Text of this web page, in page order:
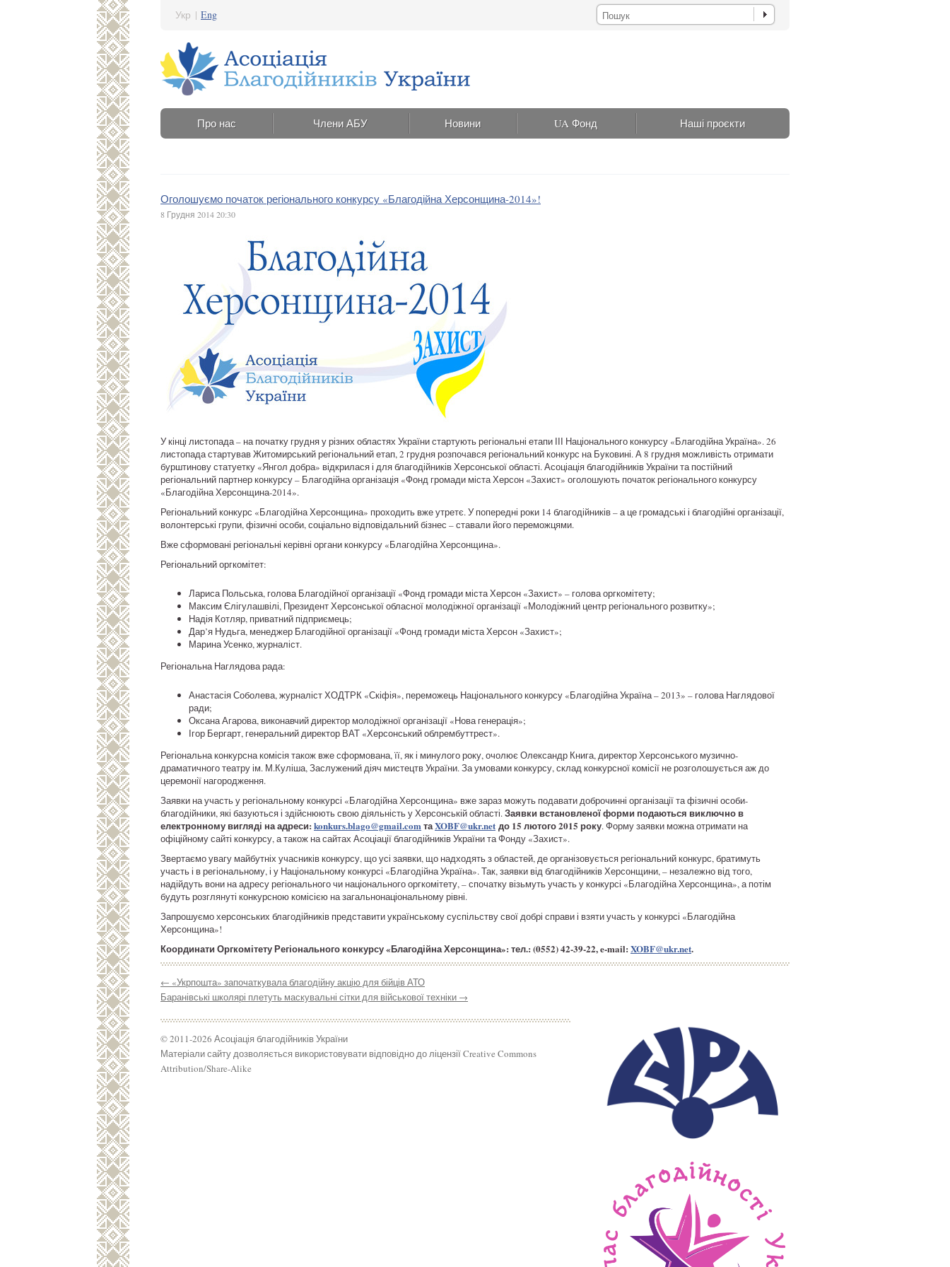
Укр | Eng
Про нас Члени АБУ Новини UA Фонд Наші проєкти
Оголошуємо початок регіонального конкурсу «Благодійна Херсонщина-2014»!
8 Грудня 2014 20:30
У кінці листопада – на початку грудня у різних областях України стартують регіональні етапи ІІІ Національного конкурсу «Благодійна Україна». 26
листопада стартував Житомирський регіональний етап, 2 грудня розпочався регіональний конкурс на Буковині. А 8 грудня можливість отримати
бурштинову статуетку «Янгол добра» відкрилася і для благодійників Херсонської області. Асоціація благодійників України та постійний
регіональний партнер конкурсу – Благодійна організація «Фонд громади міста Херсон «Захист» оголошують початок регіонального конкурсу
«Благодійна Херсонщина-2014».
Регіональний конкурс «Благодійна Херсонщина» проходить вже утретє. У попередні роки 14 благодійників – а це громадські і благодійні організації,
волонтерські групи, фізичні особи, соціально відповідальний бізнес – ставали його переможцями.
Вже сформовані регіональні керівні органи конкурсу «Благодійна Херсонщина».
Регіональний оргкомітет:
Лариса Польська, голова Благодійної організації «Фонд громади міста Херсон «Захист» – голова оргкомітету;
Максим Єлігулашвілі, Президент Херсонської обласної молодіжної організації «Молодіжний центр регіонального розвитку»;
Надія Котляр, приватний підприємець;
Дар’я Нудьга, менеджер Благодійної організації «Фонд громади міста Херсон «Захист»;
Марина Усенко, журналіст.
Регіональна Наглядова рада:
Анастасія Соболева, журналіст ХОДТРК «Скіфія», переможець Національного конкурсу «Благодійна Україна – 2013» – голова Наглядової
ради;
Оксана Агарова, виконавчий директор молодіжної організації «Нова генерація»;
Ігор Бергарт, генеральний директор ВАТ «Херсонський облрембуттрест».
Регіональна конкурсна комісія також вже сформована, її, як і минулого року, очолює Олександр Книга, директор Херсонського музично-
драматичного театру ім. М.Куліша, Заслужений діяч мистецтв України. За умовами конкурсу, склад конкурсної комісії не розголошується аж до
церемонії нагородження.
Заявки на участь у регіональному конкурсі «Благодійна Херсонщина» вже зараз можуть подавати доброчинні організації та фізичні особи-
благодійники, які базуються і здійснюють свою діяльність у Херсонській області.Заявки встановленої форми подаються виключно в
електронному вигляді на адреси: konkurs.blago@gmail.comтаXOBF@ukr.net до 15 лютого 2015 року. Форму заявки можна отримати на
офіційному сайті конкурсу, а також на сайтах Асоціації благодійників України та Фонду «Захист».
Звертаємо увагу майбутніх учасників конкурсу, що усі заявки, що надходять з областей, де організовується регіональний конкурс, братимуть
участь і в регіональному, і у Національному конкурсі «Благодійна Україна». Так, заявки від благодійників Херсонщини, – незалежно від того,
надійдуть вони на адресу регіонального чи національного оргкомітету, – спочатку візьмуть участь у конкурсі «Благодійна Херсонщина», а потім
будуть розглянуті конкурсною комісією на загальнонаціональному рівні.
Запрошуємо херсонських благодійників представити українському суспільству свої добрі справи і взяти участь у конкурсі «Благодійна
Херсонщина»!
Координати Оргкомітету Регіонального конкурсу «Благодійна Херсонщина»: тел.: (0552) 42-39-22, e-mail: XOBF@ukr.net.
← «Укрпошта» започаткувала благодійну акцію для бійців АТО
Баранівські школярі плетуть маскувальні сітки для військової техніки →
© 2011-2026 Асоціація благодійників України
Матеріали сайту дозволяється використовувати відповідно до ліцензії Creative Commons
Attribution/Share-Alike